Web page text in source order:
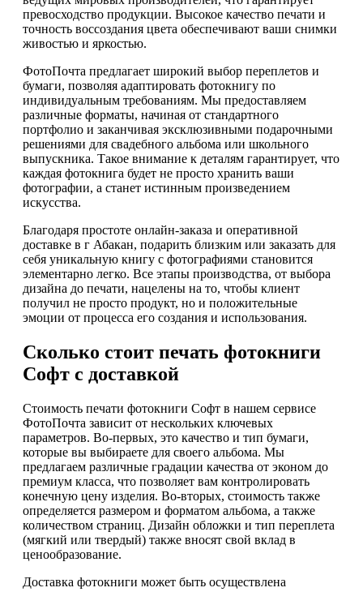
превосходство продукции. Высокое качество печати и
точность воссоздания цвета обеспечивают ваши снимки
живостью и яркостью.
ФотоПочта предлагает широкий выбор переплетов и
бумаги, позволяя адаптировать фотокнигу по
индивидуальным требованиям. Мы предоставляем
различные форматы, начиная от стандартного
портфолио и заканчивая эксклюзивными подарочными
решениями для свадебного альбома или школьного
выпускника. Такое внимание к деталям гарантирует, что
каждая фотокнига будет не просто хранить ваши
фотографии, а станет истинным произведением
искусства.
Благодаря простоте онлайн-заказа и оперативной
доставке в г Абакан, подарить близким или заказать для
себя уникальную книгу с фотографиями становится
элементарно легко. Все этапы производства, от выбора
дизайна до печати, нацелены на то, чтобы клиент
получил не просто продукт, но и положительные
эмоции от процесса его создания и использования.
Сколько стоит печать фотокниги
Софт с доставкой
Стоимость печати фотокниги Софт в нашем сервисе
ФотоПочта зависит от нескольких ключевых
параметров. Во-первых, это качество и тип бумаги,
которые вы выбираете для своего альбома. Мы
предлагаем различные градации качества от эконом до
премиум класса, что позволяет вам контролировать
конечную цену изделия. Во-вторых, стоимость также
определяется размером и форматом альбома, а также
количеством страниц. Дизайн обложки и тип переплета
(мягкий или твердый) также вносят свой вклад в
ценообразование.
Доставка фотокниги может быть осуществлена